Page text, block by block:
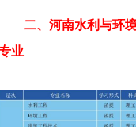
二、河南水利与环
业